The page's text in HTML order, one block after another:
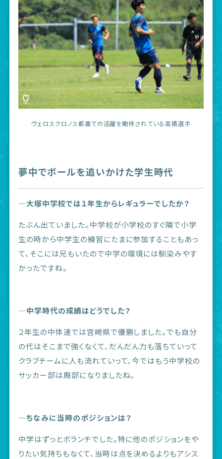
ヴェロスクロノス都農での活躍を期待されている高橋選手
夢中でボールを追いかけた学生時代
―大塚中学校では１年生からレギュラーでしたか？
たぶん出ていました。中学校が小学校のすぐ隣で小学
生の時から中学生の練習にたまに参加することもあっ
て、そこには兄もいたので中学の環境には馴染みやす
かったですね。
―中学時代の成績はどうでした？
２年生の中体連では宮崎県で優勝しました。でも自分
の代はそこまで強くなくて、だんだん力も落ちていって
クラブチームに人も流れていって、今ではもう中学校の
サッカー部は廃部になりましたね。
―ちなみに当時のポジションは？
中学はずっとボランチでした。特に他のポジションをや
りたい気持ちもなくて、当時は点を決めるよりもアシス